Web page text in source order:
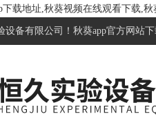
下载地址,秋葵视频在线观看下载,
备有限公司！秋葵app官方网站下